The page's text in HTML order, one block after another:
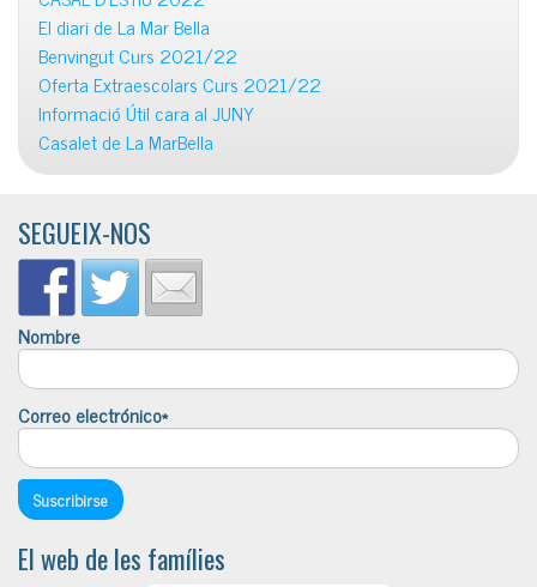
El diari de La Mar Bella
Benvingut Curs 2021/22
Oferta Extraescolars Curs 2021/22
Informació Útil cara al JUNY
Casalet de La MarBella
SEGUEIX-NOS
Nombre
Correo electrónico*
El web de les famílies